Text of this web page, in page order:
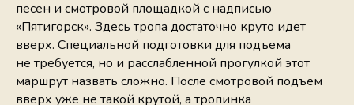
песен и смотровой площадкой с надписью
«Пятигорск». Здесь тропа достаточно круто идет
вверх. Специальной подготовки для подъема
не требуется, но и расслабленной прогулкой этот
маршрут назвать сложно. После смотровой подъем
вверх уже не такой крутой, а тропинка